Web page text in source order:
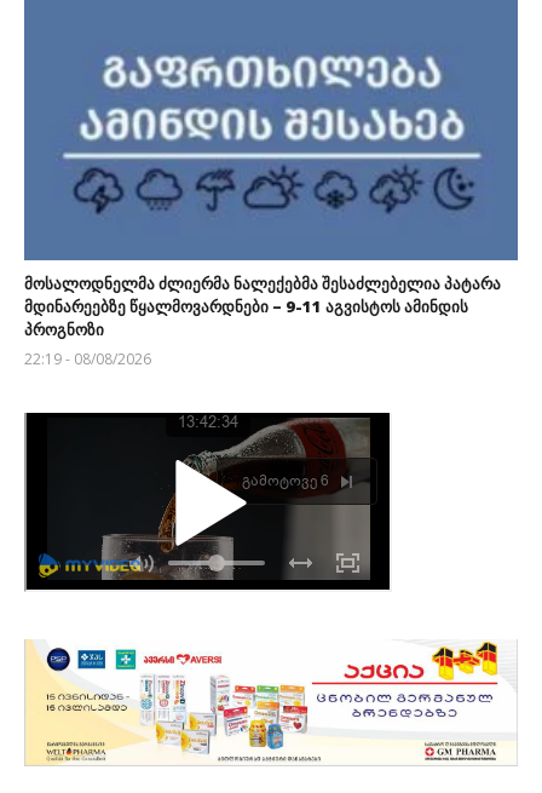
მოსალოდნელმა ძლიერმა ნალექებმა შესაძლებელია პატარა
მდინარეებზე წყალმოვარდნები – 9-11 აგვისტოს ამინდის
პროგნოზი
22:19 - 08/08/2026